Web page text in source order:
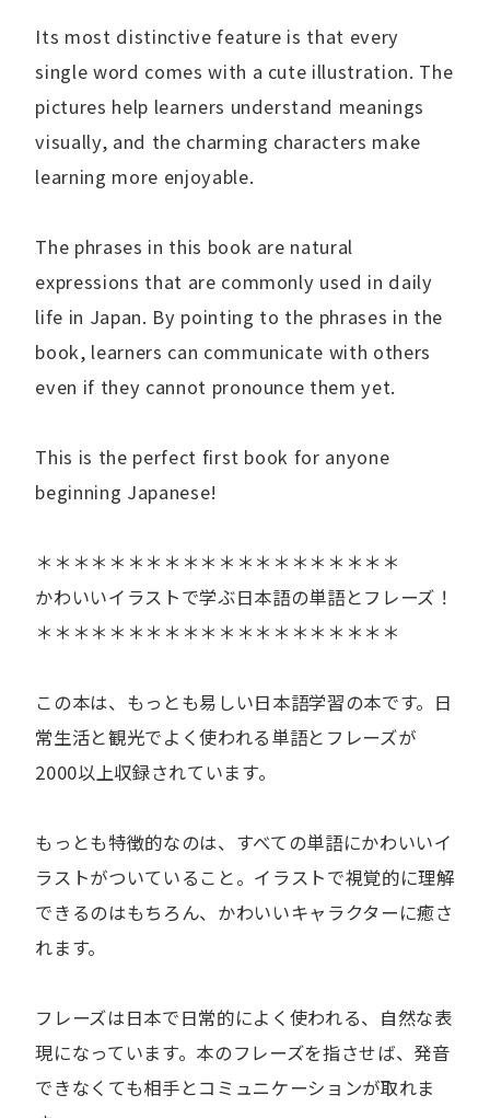
Its most distinctive feature is that every
single word comes with a cute illustration. The
pictures help learners understand meanings
visually, and the charming characters make
learning more enjoyable.
The phrases in this book are natural
expressions that are commonly used in daily
life in Japan. By pointing to the phrases in the
book, learners can communicate with others
even if they cannot pronounce them yet.
This is the perfect first book for anyone
beginning Japanese!
＊＊＊＊＊＊＊＊＊＊＊＊＊＊＊＊＊＊＊＊
かわいいイラストで学ぶ日本語の単語とフレーズ！
＊＊＊＊＊＊＊＊＊＊＊＊＊＊＊＊＊＊＊＊
この本は、もっとも易しい日本語学習の本です。日
常生活と観光でよく使われる単語とフレーズが
2000以上収録されています。
もっとも特徴的なのは、すべての単語にかわいいイ
ラストがついていること。イラストで視覚的に理解
できるのはもちろん、かわいいキャラクターに癒さ
れます。
フレーズは日本で日常的によく使われる、自然な表
現になっています。本のフレーズを指させば、発音
できなくても相手とコミュニケーションが取れま